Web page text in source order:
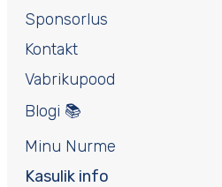
Kasulik info
Sponsorlus
Kontakt
Vabrikupood
Blogi 📚
Minu Nurme